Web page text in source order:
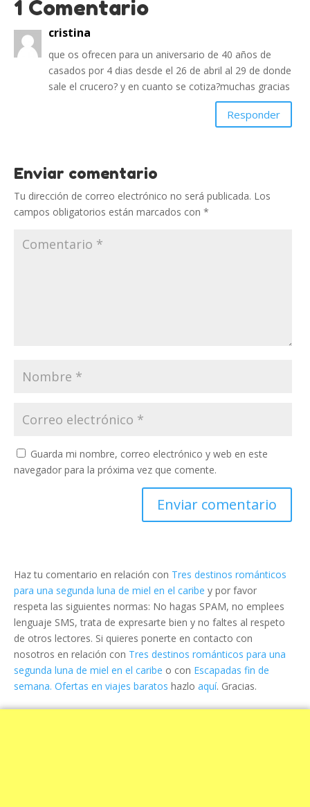
1 Comentario
cristina
que os ofrecen para un aniversario de 40 años de
casados por 4 dias desde el 26 de abril al 29 de donde
sale el crucero? y en cuanto se cotiza?muchas gracias
Responder
Enviar comentario
Tu dirección de correo electrónico no será publicada. Los
campos obligatorios están marcados con *
Guarda mi nombre, correo electrónico y web en este
navegador para la próxima vez que comente.
Haz tu comentario en relación con Tres destinos románticos
para una segunda luna de miel en el caribe y por favor
respeta las siguientes normas: No hagas SPAM, no emplees
lenguaje SMS, trata de expresarte bien y no faltes al respeto
de otros lectores. Si quieres ponerte en contacto con
nosotros en relación con Tres destinos románticos para una
segunda luna de miel en el caribe o con Escapadas fin de
semana. Ofertas en viajes baratos hazlo aquí. Gracias.